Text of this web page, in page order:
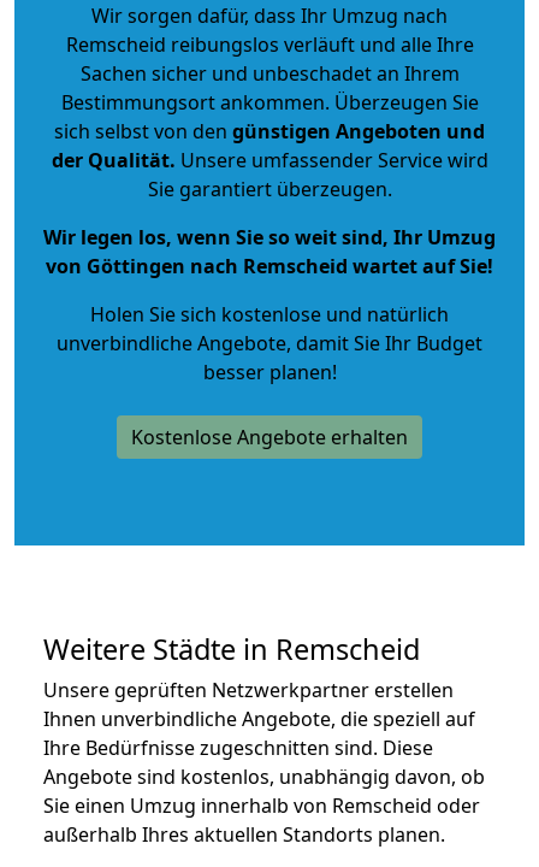
Wir sorgen dafür, dass Ihr Umzug nach
Remscheid reibungslos verläuft und alle Ihre
Sachen sicher und unbeschadet an Ihrem
Bestimmungsort ankommen. Überzeugen Sie
sich selbst von den günstigen Angeboten und
der Qualität. Unsere umfassender Service wird
Sie garantiert überzeugen.
Wir legen los, wenn Sie so weit sind, Ihr Umzug
von Göttingen nach Remscheid wartet auf Sie!
Holen Sie sich kostenlose und natürlich
unverbindliche Angebote, damit Sie Ihr Budget
besser planen!
Kostenlose Angebote erhalten
Weitere Städte in Remscheid
Unsere geprüften Netzwerkpartner erstellen
Ihnen unverbindliche Angebote, die speziell auf
Ihre Bedürfnisse zugeschnitten sind. Diese
Angebote sind kostenlos, unabhängig davon, ob
Sie einen Umzug innerhalb von Remscheid oder
außerhalb Ihres aktuellen Standorts planen.